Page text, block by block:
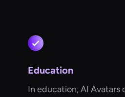
Education
In education, AI Avatars